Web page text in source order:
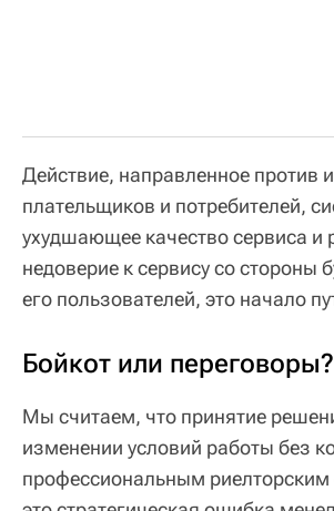
Действие, направленное против
плательщиков и потребителей,
ухудшающее качество сервиса
недоверие к сервису со стороны
его пользователей, это начало
Бойкот или переговоры?
Мы считаем, что принятие
изменении условий работы без
профессиональным